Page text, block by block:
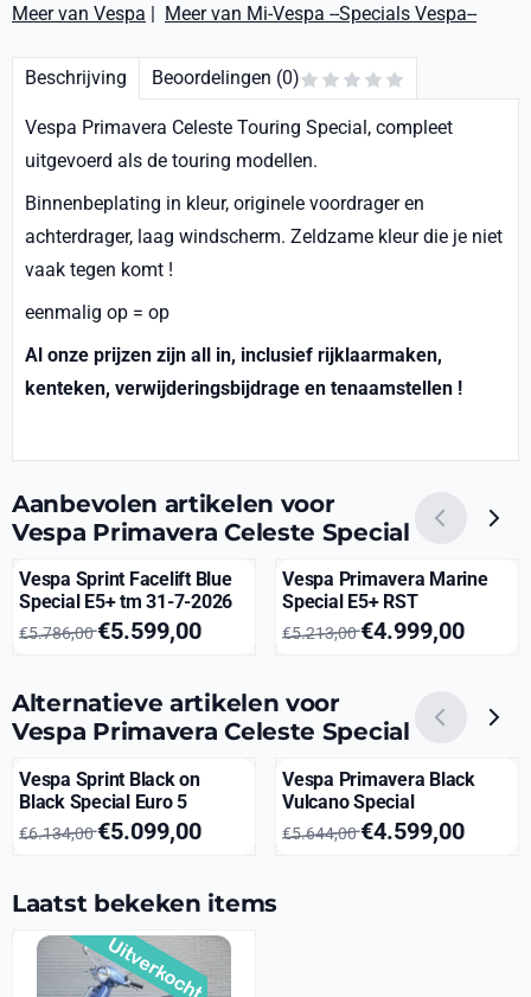
Meer van Vespa | Meer van Mi-Vespa --Specials Vespa--
Beschrijving Beoordelingen (0)
Vespa Primavera Celeste Touring Special, compleet
uitgevoerd als de touring modellen.
Binnenbeplating in kleur, originele voordrager en
achterdrager, laag windscherm. Zeldzame kleur die je niet
vaak tegen komt !
eenmalig op = op
Al onze prijzen zijn all in, inclusief rijklaarmaken,
kenteken, verwijderingsbijdrage en tenaamstellen !
Aanbevolen artikelen voor
Vespa Primavera Celeste Special
Vespa Sprint Facelift Blue
Special E5+ tm 31-7-2026
Van 5 786,00 voor 5 599,00
€5.786,00€5.599,00
Vespa Primavera Marine
Special E5+ RST
Van 5 213,00 voor 4 999,00
€5.213,00€4.999,00
Alternatieve artikelen voor
Vespa Primavera Celeste Special
Vespa Sprint Black on
Black Special Euro 5
Van 6 134,00 voor 5 099,00
€6.134,00€5.099,00
Vespa Primavera Black
Vulcano Special
Van 5 644,00 voor 4 599,00
€5.644,00€4.599,00
Laatst bekeken items